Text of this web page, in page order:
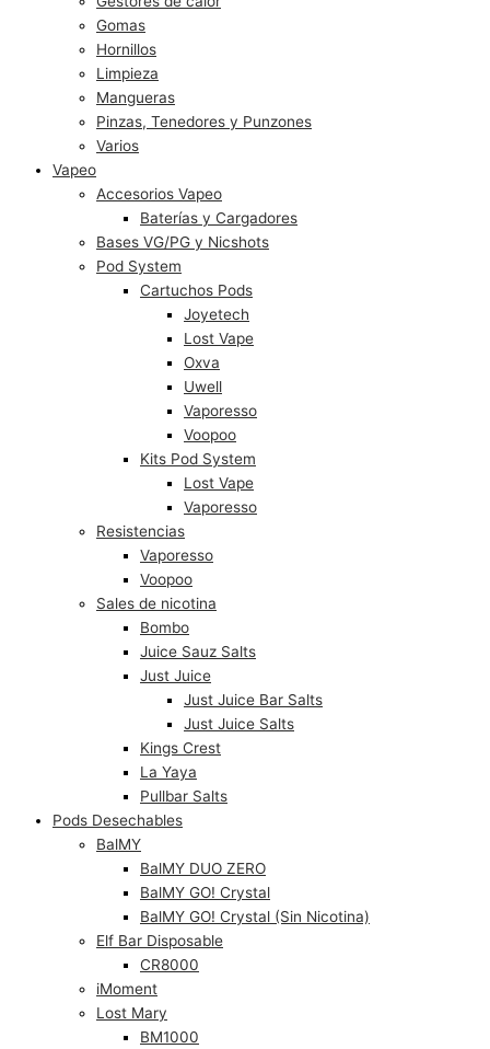
Gomas
Hornillos
Limpieza
Mangueras
Pinzas, Tenedores y Punzones
Varios
Vapeo
Accesorios Vapeo
Baterías y Cargadores
Bases VG/PG y Nicshots
Pod System
Cartuchos Pods
Joyetech
Lost Vape
Oxva
Uwell
Vaporesso
Voopoo
Kits Pod System
Lost Vape
Vaporesso
Resistencias
Vaporesso
Voopoo
Sales de nicotina
Bombo
Juice Sauz Salts
Just Juice
Just Juice Bar Salts
Just Juice Salts
Kings Crest
La Yaya
Pullbar Salts
Pods Desechables
BalMY
BalMY DUO ZERO
BalMY GO! Crystal
BalMY GO! Crystal (Sin Nicotina)
Elf Bar Disposable
CR8000
iMoment
Lost Mary
BM1000